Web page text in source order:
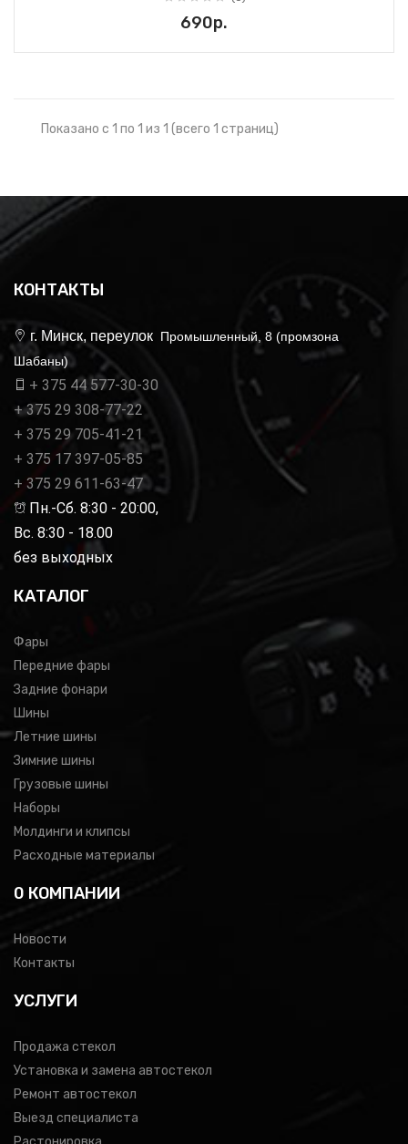
690р.
Показано с 1 по 1 из 1 (всего 1 страниц)
КОНТАКТЫ
г. Минск, переулок Промышленный, 8 (промзона
Шабаны)
+ 375 44 577-30-30
+ 375 29 308-77-22
+ 375 29 705-41-21
+ 375 17 397-05-85
+ 375 29 611-63-47
Пн.-Сб. 8:30 - 20:00,
Вс. 8:30 - 18.00
без выходных
КАТАЛОГ
Фары
Передние фары
Задние фонари
Шины
Летние шины
Зимние шины
Грузовые шины
Наборы
Молдинги и клипсы
Расходные материалы
0 КОМПАНИИ
Новости
Контакты
УСЛУГИ
Продажа стекол
Установка и замена автостекол
Ремонт автостекол
Выезд специалиста